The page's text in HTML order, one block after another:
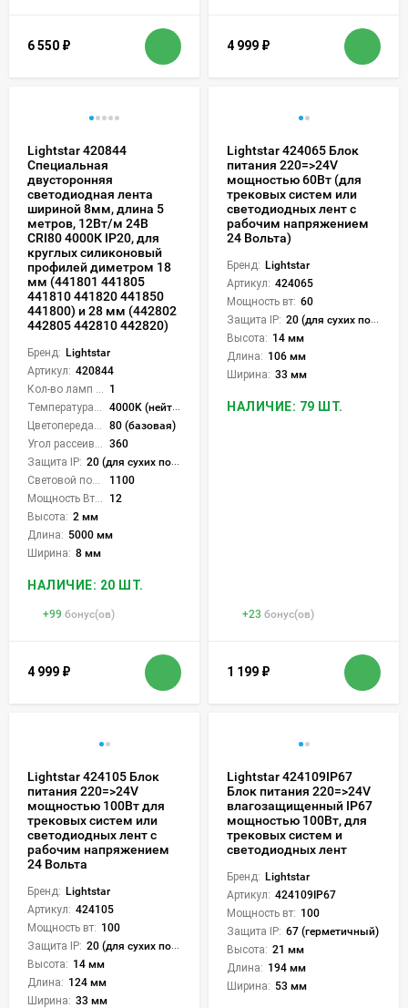
6 550 ₽ 4 999 ₽
Lightstar 420844
Специальная
двусторонняя
светодиодная лента
шириной 8мм, длина 5
метров, 12Вт/м 24В
CRI80 4000К IP20, для
круглых силиконовый
профилей диметром 18
мм (441801 441805
441810 441820 441850
441800) и 28 мм (442802
442805 442810 442820)
Бренд: Lightstar
Артикул: 420844
1
4000K (нейтральный)
80 (базовая)
360
Защита IP: 20 (для сухих пом.)
1100
12
Высота: 2 мм
Длина: 5000 мм
Ширина: 8 мм
НАЛИЧИЕ: 20 ШТ.
+99 бонус(ов)
4 999 ₽
Lightstar 424065 Блок
питания 220=>24V
мощностью 60Вт (для
трековых систем или
светодиодных лент с
рабочим напряжением
24 Вольта)
Бренд: Lightstar
Артикул: 424065
Мощность вт: 60
Защита IP: 20 (для сухих пом.)
Высота: 14 мм
Длина: 106 мм
Ширина: 33 мм
НАЛИЧИЕ: 79 ШТ.
+23 бонус(ов)
1 199 ₽
Lightstar 424105 Блок
питания 220=>24V
мощностью 100Вт для
трековых систем или
светодиодных лент с
рабочим напряжением
24 Вольта
Бренд: Lightstar
Артикул: 424105
Мощность вт: 100
Защита IP: 20 (для сухих пом.)
Высота: 14 мм
Длина: 124 мм
Ширина: 33 мм
Lightstar 424109IP67
Блок питания 220=>24V
влагозащищенный IP67
мощностью 100Вт, для
трековых систем и
светодиодных лент
Бренд: Lightstar
Артикул: 424109IP67
Мощность вт: 100
Защита IP: 67 (герметичный)
Высота: 21 мм
Длина: 194 мм
Ширина: 53 мм